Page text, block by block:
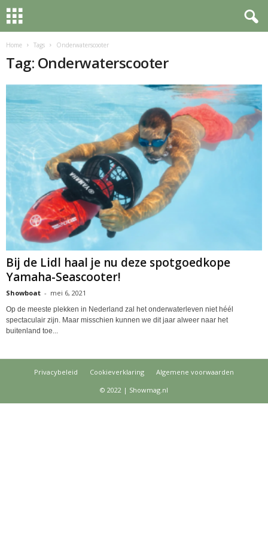
Home Tags Onderwaterscooter
Tag: Onderwaterscooter
Bij de Lidl haal je nu deze spotgoedkope
Yamaha-Seascooter!
Showboat - mei 6, 2021
Op de meeste plekken in Nederland zal het onderwaterleven niet héél
spectaculair zijn. Maar misschien kunnen we dit jaar alweer naar het
buitenland toe...
Privacybeleid Cookieverklaring
Algemene voorwaarden
© 2022 | Showmag.nl